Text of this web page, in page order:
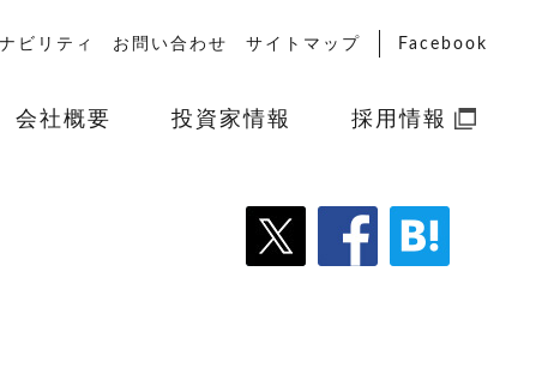
ビリティ お問い合わせ サイトマップ Facebook
会社概要 投資家情報 採用情報